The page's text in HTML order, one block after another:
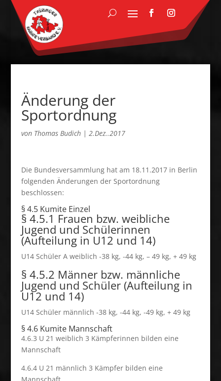
Änderung der
Sportordnung
von Thomas Budich| 2.Dez..2017
Die Bundesversammlung hat am 18.11.2017 in Berlin
folgenden Änderungen der Sportordnung
beschlossen:
§ 4.5 Kumite Einzel
§ 4.5.1 Frauen bzw. weibliche
Jugend und Schülerinnen
(Aufteilung in U12 und 14)
U14 Schüler A weiblich -38 kg, -44 kg, – 49 kg, + 49 kg
§ 4.5.2 Männer bzw. männliche
Jugend und Schüler (Aufteilung in
U12 und 14)
U14 Schüler männlich -38 kg, -44 kg, -49 kg, + 49 kg
§ 4.6 Kumite Mannschaft
4.6.3 U 21 weiblich 3 Kämpferinnen bilden eine
Mannschaft
4.6.4 U 21 männlich 3 Kämpfer bilden eine